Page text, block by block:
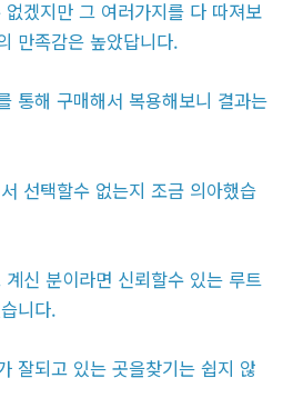
겠지만 그 여러가지를 다 따져보
만족감은 높았답니다.
통해 구매해서 복용해보니 결과는
선택할수 없는지 조금 의아했습
신 분이라면 신뢰할수 있는 루트
니다.
잘되고 있는 곳을찾기는 쉽지 않